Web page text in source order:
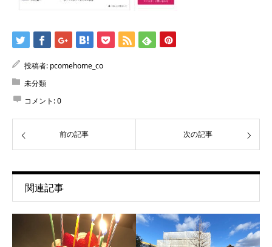
投稿者: pcomehome_co
未分類
コメント:0
前の記事 次の記事
関連記事